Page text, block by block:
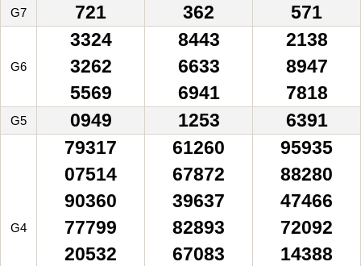
G7 721 362 571
G6
3324
3262
5569
8443
6633
6941
2138
8947
7818
G5 0949 1253 6391
G4
79317
07514
90360
77799
20532
61260
67872
39637
82893
67083
95935
88280
47466
72092
14388